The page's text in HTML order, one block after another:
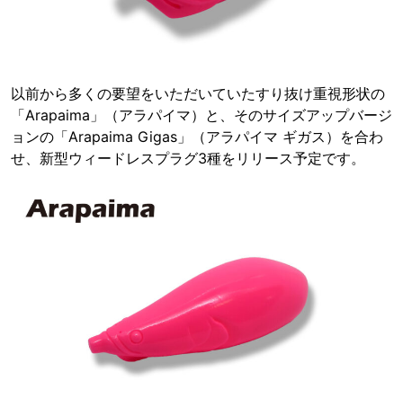
以前から多くの要望をいただいていたすり抜け重視形状の
「Arapaima」（アラパイマ）と、そのサイズアップバージ
ョンの「Arapaima Gigas」（アラパイマ ギガス）を合わ
せ、新型ウィードレスプラグ3種をリリース予定です。